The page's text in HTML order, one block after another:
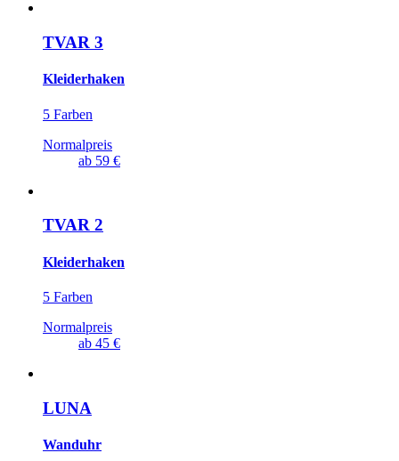
TVAR 3
Kleiderhaken
5 Farben
Normalpreis
ab 59 €
TVAR 2
Kleiderhaken
5 Farben
Normalpreis
ab 45 €
LUNA
Wanduhr